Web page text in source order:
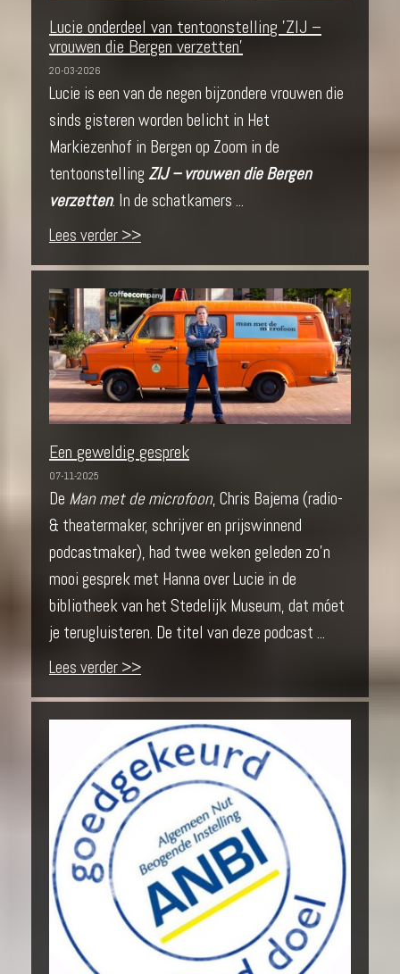
Lucie onderdeel van tentoonstelling 'ZIJ –
vrouwen die Bergen verzetten'
20-03-2026
Lucie is een van de negen bijzondere vrouwen die
sinds gisteren worden belicht in Het
Markiezenhof in Bergen op Zoom in de
tentoonstelling ZIJ – vrouwen die Bergen
verzetten. In de schatkamers ...
Lees verder >>
Een geweldig gesprek
07-11-2025
De Man met de microfoon, Chris Bajema (radio-
& theatermaker, schrijver en prijswinnend
podcastmaker), had twee weken geleden zo’n
mooi gesprek met Hanna over Lucie in de
bibliotheek van het Stedelijk Museum, dat móet
je terugluisteren. De titel van deze podcast ...
Lees verder >>